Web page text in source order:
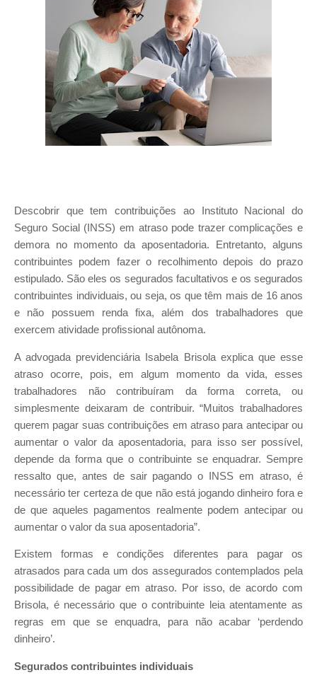
Descobrir que tem contribuições ao Instituto Nacional do
Seguro Social (INSS) em atraso pode trazer complicações e
demora no momento da aposentadoria. Entretanto, alguns
contribuintes podem fazer o recolhimento depois do prazo
estipulado. São eles os segurados facultativos e os segurados
contribuintes individuais, ou seja, os que têm mais de 16 anos
e não possuem renda fixa, além dos trabalhadores que
exercem atividade profissional autônoma.
A advogada previdenciária Isabela Brisola explica que esse
atraso ocorre, pois, em algum momento da vida, esses
trabalhadores não contribuíram da forma correta, ou
simplesmente deixaram de contribuir. “Muitos trabalhadores
querem pagar suas contribuições em atraso para antecipar ou
aumentar o valor da aposentadoria, para isso ser possível,
depende da forma que o contribuinte se enquadrar. Sempre
ressalto que, antes de sair pagando o INSS em atraso, é
necessário ter certeza de que não está jogando dinheiro fora e
de que aqueles pagamentos realmente podem antecipar ou
aumentar o valor da sua aposentadoria”.
Existem formas e condições diferentes para pagar os
atrasados para cada um dos assegurados contemplados pela
possibilidade de pagar em atraso. Por isso, de acordo com
Brisola, é necessário que o contribuinte leia atentamente as
regras em que se enquadra, para não acabar ‘perdendo
dinheiro’.
Segurados contribuintes individuais